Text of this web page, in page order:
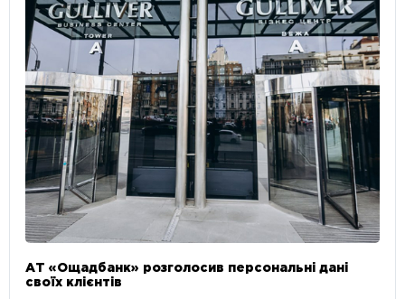
АТ «Ощадбанк» розголосив персональні дані
своїх клієнтів